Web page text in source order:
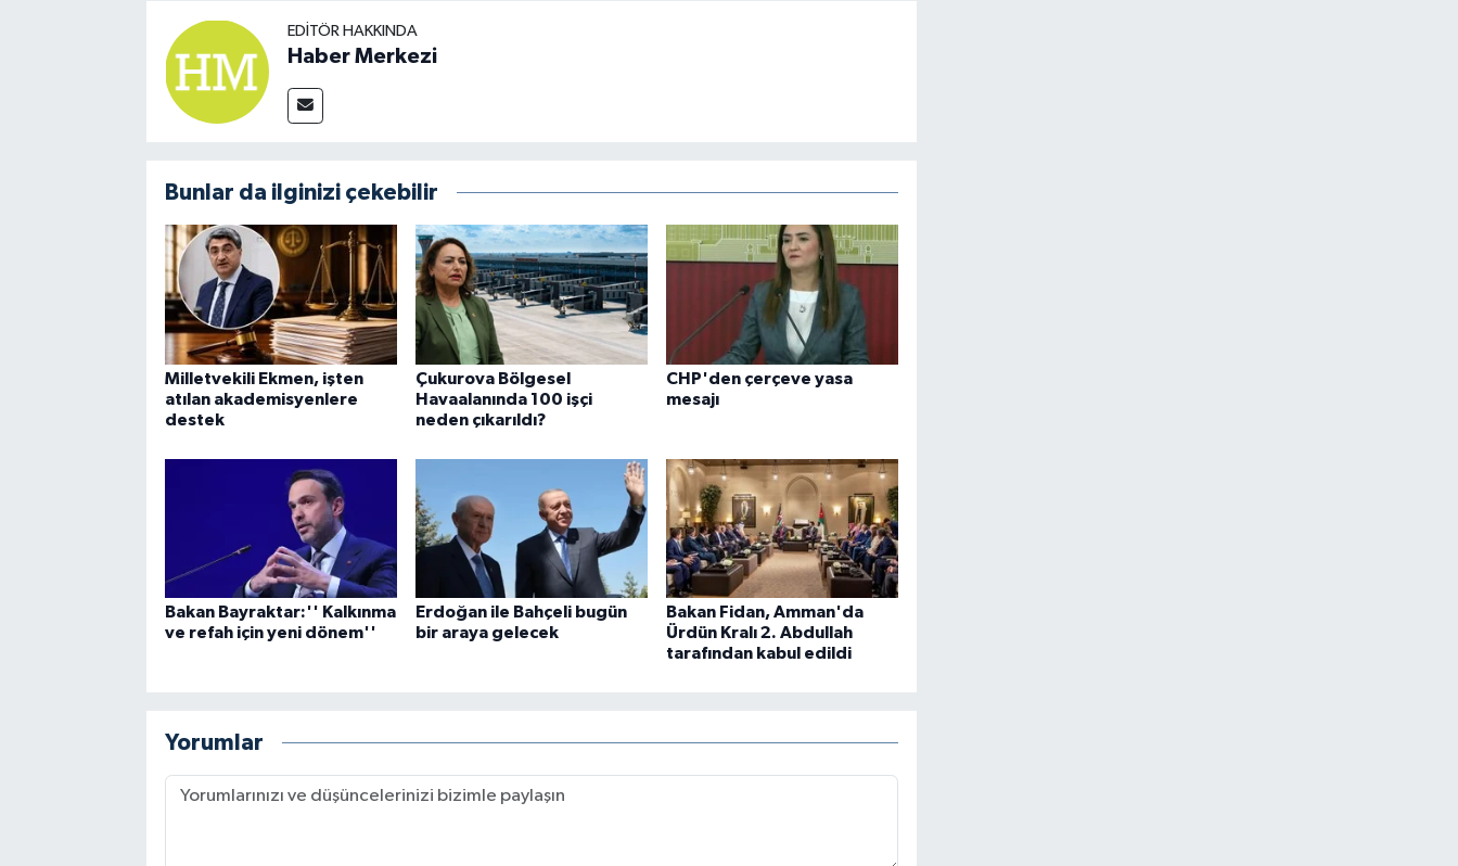
EDITÖR HAKKINDA
Haber Merkezi
Bunlar da ilginizi çekebilir
Milletvekili Ekmen, işten
atılan akademisyenlere
destek
Çukurova Bölgesel
Havaalanında 100 işçi
neden çıkarıldı?
CHP'den çerçeve yasa
mesajı
Bakan Bayraktar:'' Kalkınma
ve refah için yeni dönem''
Erdoğan ile Bahçeli bugün
bir araya gelecek
Bakan Fidan, Amman'da
Ürdün Kralı 2. Abdullah
tarafından kabul edildi
Yorumlar